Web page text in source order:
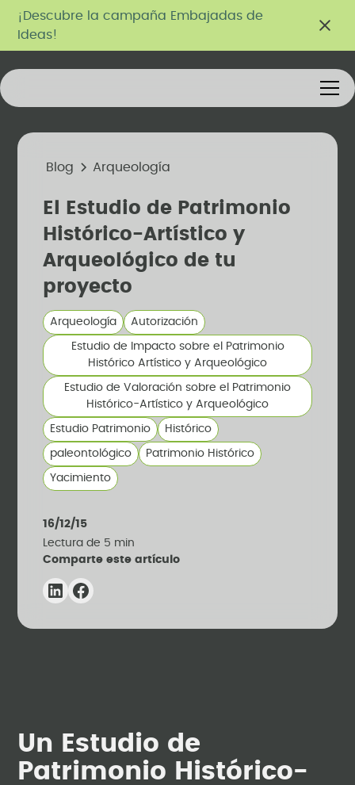
¡Descubre la campaña Embajadas de
Ideas!
Blog Arqueología
El Estudio de Patrimonio
Histórico-Artístico y
Arqueológico de tu
proyecto
Arqueología Autorización
Estudio de Impacto sobre el Patrimonio
Histórico Artístico y Arqueológico
Estudio de Valoración sobre el Patrimonio
Histórico-Artístico y Arqueológico
Estudio Patrimonio Histórico
paleontológico Patrimonio Histórico
Yacimiento
16/12/15
Lectura de 5 min
Comparte este artículo
Un Estudio de
Patrimonio Histórico-